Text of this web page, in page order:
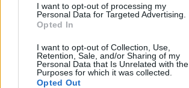
I want to opt-out of processing my
Personal Data for Targeted Advertising.
Opted In
I want to opt-out of Collection, Use,
Retention, Sale, and/or Sharing of my
Personal Data that Is Unrelated with the
Purposes for which it was collected.
Opted Out
SENS
SOS (Șoșoacă)
POT (Gavrilă)
PACE (Peia)
Acțiunea Conservatoare (Târziu)